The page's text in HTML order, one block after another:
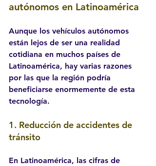
autónomos en Latinoamérica
Aunque los vehículos autónomos
están lejos de ser una realidad
cotidiana en muchos países de
Latinoamérica, hay varias razones
por las que la región podría
beneficiarse enormemente de esta
tecnología.
1. Reducción de accidentes de
tránsito
En Latinoamérica, las cifras de